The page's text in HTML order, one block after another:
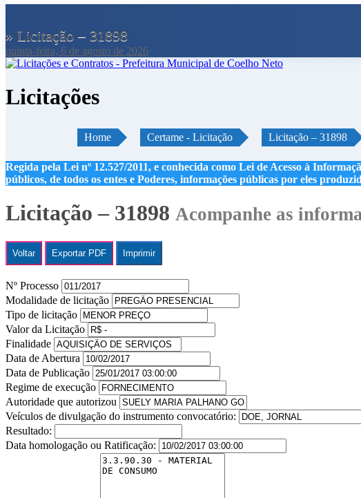
» Licitação – 31898
quinta-feira, 6 de agosto de 2026
Licitações
Home Certame - Licitação Licitação – 31898
Regida pela Lei nº 12.527/2011, e conhecida como Lei de Acesso à
públicos, de todos os entes e Poderes, informações públicas por eles
Licitação – 31898 Acompanhe as
Voltar Exportar PDF Imprimir
Nº Processo
Modalidade de licitação
Tipo de licitação
Valor da Licitação
Finalidade
Data de Abertura
Data de Publicação
Regime de execução
Autoridade que autorizou
Veículos de divulgação do instrumento convocatório:
Resultado:
Data homologação ou Ratificação: